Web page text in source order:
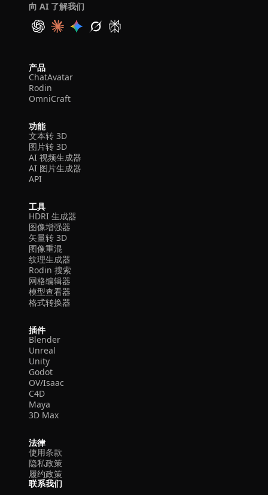
向 AI 了解我们
产品
ChatAvatar
Rodin
OmniCraft
功能
文本转 3D
图片转 3D
AI 视频生成器
AI 图片生成器
API
工具
HDRI 生成器
图像增强器
矢量转 3D
图像重混
纹理生成器
Rodin 搜索
网格编辑器
模型查看器
格式转换器
插件
Blender
Unreal
Unity
Godot
OV/Isaac
C4D
Maya
3D Max
法律
使用条款
隐私政策
履约政策
联系我们